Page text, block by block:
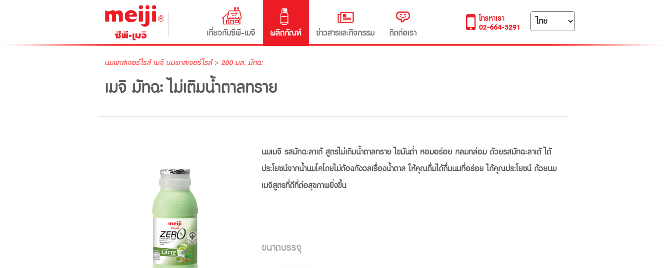
เกี่ยวกับซีพี-เมจิ ผลิตภัณฑ์ ข่าวสารและกิจกรรม ติดต่อเรา
โทรหาเรา
02-664-5291
นมพาสเจอร์ไรส์เมจิ นมพาสเจอร์ไรส์> 200 มล. มัทฉะ
เมจิ มัทฉะ ไม่เติมน้ำตาลทราย
นมเมจิ รสมัทฉะลาเต้ สูตรไม่เติมน้ำตาลทราย ไขมันต่ำ หอมอร่อย กลมกล่อม ด้วยรสมัทฉะลาเต้ ได้
ประโยชน์จากน้ำนมโคโดยไม่ต้องกังวลเรื่องน้ำตาล ให้คุณดื่มได้ดื่มนมที่อร่อย ได้คุณประโยชน์ ด้วยนม
เมจิสูตรที่ดีที่ต่อสุขภาพยิ่งขึ้น
ขนาดบรรจุ